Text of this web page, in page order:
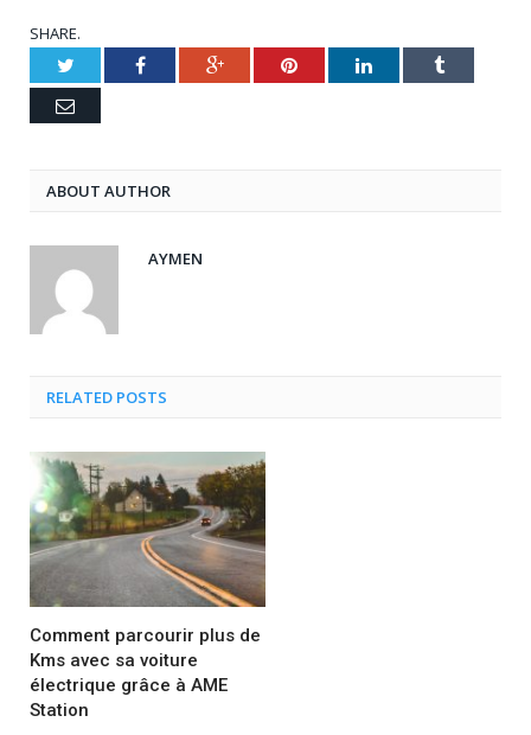
SHARE.
Twitter Facebook Google+ Pinterest LinkedIn Tumblr
Email
ABOUT AUTHOR
AYMEN
RELATED POSTS
Comment parcourir plus de
Kms avec sa voiture
électrique grâce à AME
Station